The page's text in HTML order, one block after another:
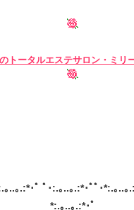
トータルエステサロン・ミリ
｡..｡.:*･ﾟ ﾟ･:.｡..｡.:*･ﾟﾟ･*:.｡..｡
*:.｡..｡.:*･ﾟ